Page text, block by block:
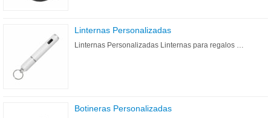
Linternas Personalizadas
Linternas Personalizadas Linternas para regalos …
Botineras Personalizadas